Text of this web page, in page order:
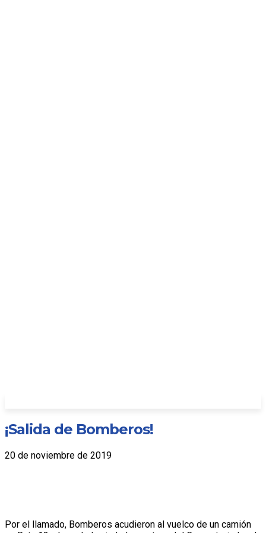
¡Salida de Bomberos!
20 de noviembre de 2019
Por el llamado, Bomberos acudieron al vuelco de un camión